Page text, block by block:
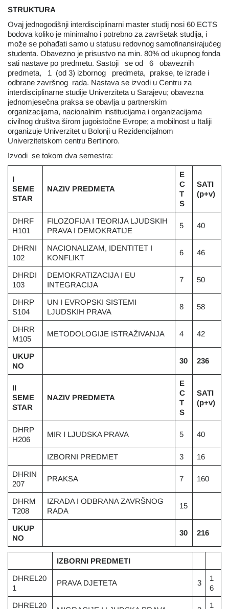
STRUKTURA
Ovaj jednogodišnji interdisciplinarni master studij nosi 60 ECTS
bodova koliko je minimalno i potrebno za završetak studija, i
može se pohađati samo u statusu redovnog samofinansirajućeg
studenta. Obavezno je prisustvo na min. 80% od ukupnog fonda
sati nastave po predmetu. Sastoji se od 6 obaveznih
predmeta, 1 (od 3) izbornog predmeta, prakse, te izrade i
odbrane završnog rada. Nastava se izvodi u Centru za
interdisciplinarne studije Univerziteta u Sarajevu; obavezna
jednomjesečna praksa se obavlja u partnerskim
organizacijama, nacionalnim institucijama i organizacijama
civilnog društva širom jugoistočne Evrope; a mobilnost u Italiji
organizuje Univerzitet u Bolonji u Rezidencijalnom
Univerzitetskom centru Bertinoro.
Izvodi se tokom dva semestra:
I
SEME
STAR
NAZIV PREDMETA
E
C
T
S
SATI
(p+v)
DHRF
H101
FILOZOFIJA I TEORIJA LJUDSKIH
PRAVA I DEMOKRATIJE
5 40
DHRNI
102
NACIONALIZAM, IDENTITET I
KONFLIKT
6 46
DHRDI
103
DEMOKRATIZACIJA I EU
INTEGRACIJA
7 50
DHRP
S104
UN I EVROPSKI SISTEMI
LJUDSKIH PRAVA
8 58
DHRR
M105
METODOLOGIJE ISTRAŽIVANJA 4 42
UKUP
NO
30 236
II
SEME
STAR
NAZIV PREDMETA
E
C
T
S
SATI
(p+v)
DHRP
H206
MIR I LJUDSKA PRAVA 5 40
IZBORNI PREDMET 3
16
DHRIN
207
PRAKSA 7 160
DHRM
T208
IZRADA I ODBRANA ZAVRŠNOG
RADA
15
UKUP
NO
30 216
IZBORNI PREDMETI
DHREL20
1
PRAVA DJETETA 3
1
6
DHREL20
1